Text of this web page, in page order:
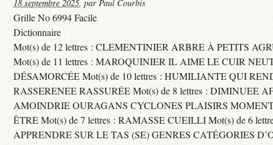
18 septembre 2025, par Paul Courbis
Grille No 6994 Facile
Dictionnaire
Mot(s) de 12 lettres : CLEMENTINIER ARBRE À PETITS
Mot(s) de 11 lettres : MAROQUINIER IL AIME LE CUIR
DÉSAMORCÉE Mot(s) de 10 lettres : HUMILIANTE QUI
RASSERENEE RASSURÉE Mot(s) de 8 lettres : DIMINUEE
AMOINDRIE OURAGANS CYCLONES PLAISIRS
ÊTRE Mot(s) de 7 lettres : RAMASSE CUEILLI Mot(s) de 6
APPRENDRE SUR LE TAS (SE) GENRES CATÉGORIES